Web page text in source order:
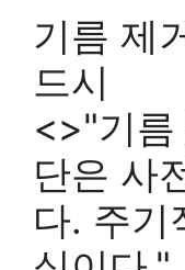
기름 제
드시
<>"기름
단은 사
다. 주기